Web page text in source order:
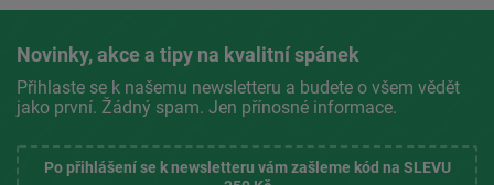
Novinky, akce a tipy na kvalitní spánek
Přihlaste se k našemu newsletteru a budete o všem vědět
jako první. Žádný spam. Jen přínosné informace.
Po přihlášení se k newsletteru vám zašleme kód na SLEVU